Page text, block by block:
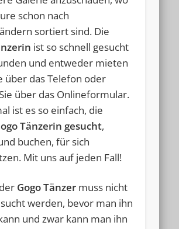
schon nach
sortiert sind. Die
ist so schnell gesucht
und entweder mieten
über das Telefon oder
über das Onlineformular.
ist es so einfach, die
Tänzerin gesucht,
buchen, für sich
Mit uns auf jeden Fall!
Gogo Tänzer muss nicht
werden, bevor man ihn
und zwar kann man ihn